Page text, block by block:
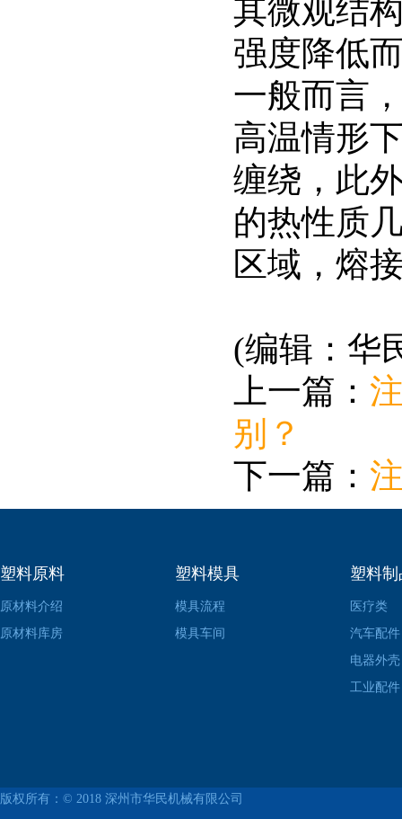
其微观结
强度降低
一般而言
高温情形
缠绕，此
的热性质
区域，熔
(编辑：华
上一篇：
别？
下一篇：
塑料原料
原材料介绍
原材料库房
塑料模具
模具流程
模具车间
塑料制
医疗类
汽车配件
电器外壳
工业配件
版权所有：© 2018 深州市华民机械有限公司